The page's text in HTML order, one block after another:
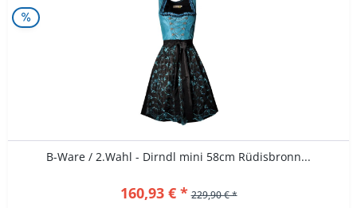
B-Ware / 2.Wahl - Dirndl mini 58cm Rüdisbronn...
160,93 € * 229,90 € *